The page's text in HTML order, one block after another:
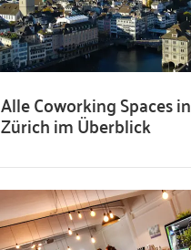
Alle Coworking Spaces in
Zürich im Überblick